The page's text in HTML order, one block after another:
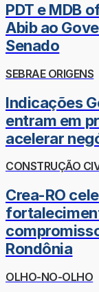
PDT e MDB
Abib ao
Senado
SEBRAE ORIGENS
Indicações
entram em
acelerar
CONSTRUÇÃO
Crea-RO
Rondônia
OLHO-NO-OLHO